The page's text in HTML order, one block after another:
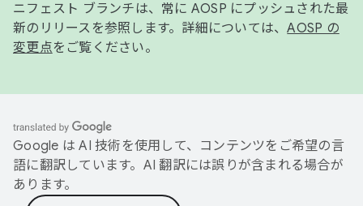
ニフェスト ブランチは、常に AOSP にプッシュされた最
新のリリースを参照します。詳細については、AOSP の
変更点をご覧ください。
Google は AI 技術を使用して、コンテンツをご希望の言
語に翻訳しています。AI 翻訳には誤りが含まれる場合が
あります。